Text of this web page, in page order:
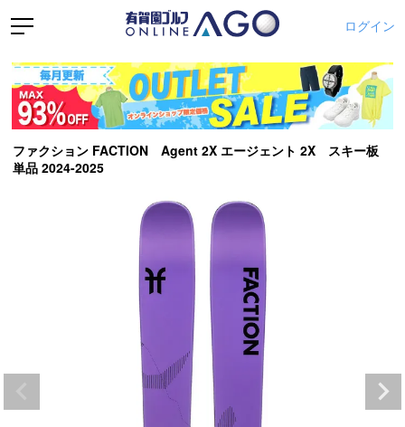
ログイン
ファクション FACTION Agent 2X エージェント 2X スキー板
単品 2024-2025